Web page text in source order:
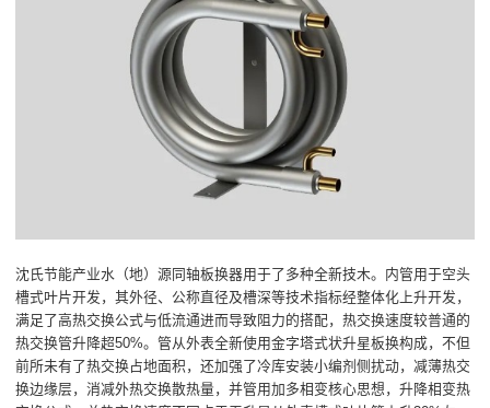
沈氏节能产业水（地）源同轴板换器用于了多种全新技木。内管用于空头
槽式叶片开发，其外径、公称直径及槽深等技术指标经整体化上升开发，
满足了高热交换公式与低流通进而导致阻力的搭配，热交换速度较普通的
热交换管升降超50%。管从外表全新使用金字塔式状升星板换构成，不但
前所未有了热交换占地面积，还加强了冷库安装小编剂侧扰动，减薄热交
换边缘层，消减外热交换散热量，并管用加多相变核心思想，升降相变热